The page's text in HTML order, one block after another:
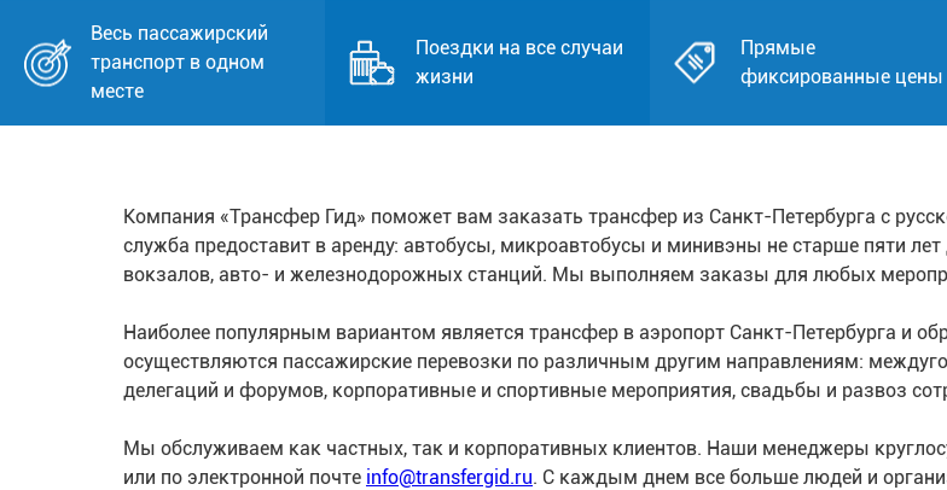
Весь пассажирский
транспорт в одном
месте
Поездки на все случаи
жизни
Прямые
фиксированные цены
Компания «Трансфер Гид» поможет вам заказать трансфер из Санкт-Петербурга с
служба предоставит в аренду: автобусы, микроавтобусы и минивэны не старше пяти
вокзалов, авто- и железнодорожных станций. Мы выполняем заказы для любых
Наиболее популярным вариантом является трансфер в аэропорт Санкт-Петербурга и
осуществляются пассажирские перевозки по различным другим направлениям:
делегаций и форумов, корпоративные и спортивные мероприятия, свадьбы и развоз
Мы обслуживаем как частных, так и корпоративных клиентов. Наши менеджеры
или по электронной почте info@transfergid.ru. С каждым днем все больше людей и